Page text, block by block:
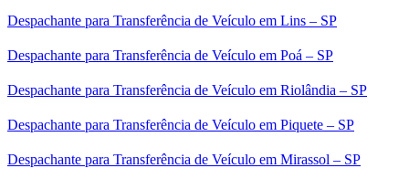
Despachante para Transferência de Veículo em Lins – SP
Despachante para Transferência de Veículo em Poá – SP
Despachante para Transferência de Veículo em Riolândia – SP
Despachante para Transferência de Veículo em Piquete – SP
Despachante para Transferência de Veículo em Mirassol – SP